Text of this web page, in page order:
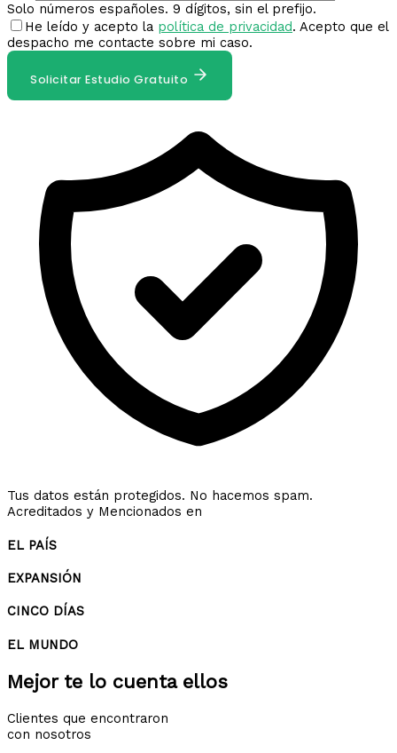
Solo números españoles. 9 dígitos, sin el prefijo.
He leído y acepto la política de privacidad. Acepto que el
despacho me contacte sobre mi caso.
Solicitar Estudio Gratuito
Tus datos están protegidos. No hacemos spam.
Acreditados y Mencionados en
EL PAÍS
EXPANSIÓN
CINCO DÍAS
EL MUNDO
Mejor te lo cuenta ellos
Clientes que encontraron
con nosotros